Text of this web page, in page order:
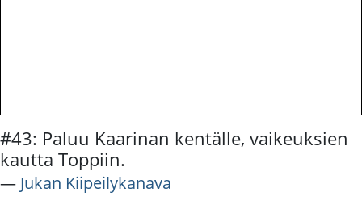
#43: Paluu Kaarinan kentälle, vaikeuksien
kautta Toppiin.
― Jukan Kiipeilykanava